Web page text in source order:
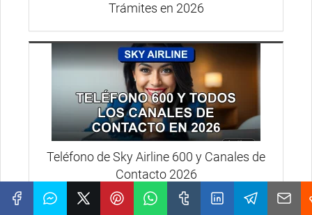
Trámites en 2026
Teléfono de Sky Airline 600 y Canales de
Contacto 2026